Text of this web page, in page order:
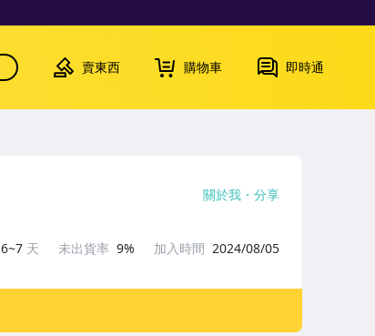
賣東西 購物車 即時通
關於我 分享
6~7 天 未出貨率 9% 加入時間 2024/08/05